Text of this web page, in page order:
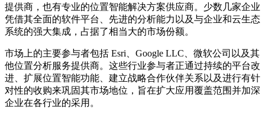
提供商，也有专业的位置智能解决方案供应商。少数几家企业
凭借其全面的软件平台、先进的分析能力以及与企业和云生态
系统的强大集成，占据了相当大的市场份额。
市场上的主要参与者包括 Esri、Google LLC、微软公司以及其
他位置分析服务提供商。这些行业参与者正通过持续的平台改
进、扩展位置智能功能、建立战略合作伙伴关系以及进行有针
对性的收购来巩固其市场地位，旨在扩大应用覆盖范围并加深
企业在各行业的采用。